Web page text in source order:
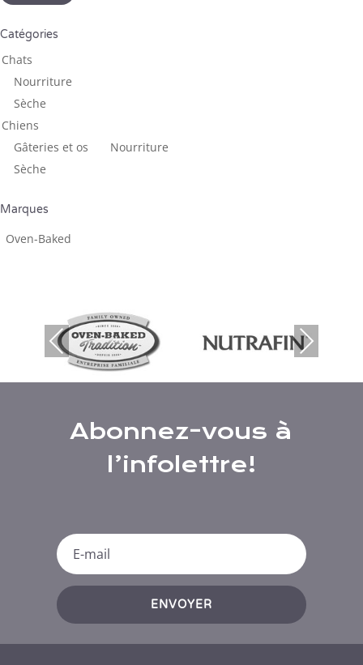
Catégories
Chats
Nourriture
Sèche
Chiens
Gâteries et os ­
Nourriture
Sèche
Marques
Oven-Baked
Previous Next
Abonnez-vous à
l’infolettre!
ENVOYER